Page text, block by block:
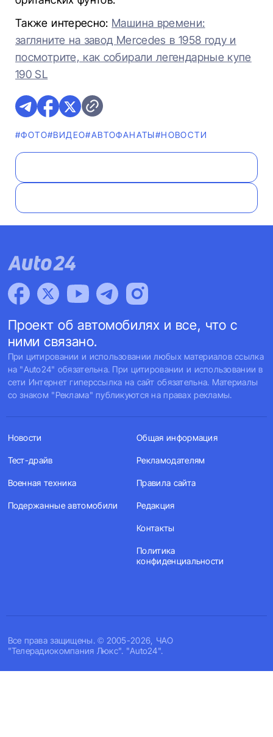
Также интересно: Машина времени:
загляните на завод Mercedes в 1958 году и
посмотрите, как собирали легендарные купе
190 SL
#ФОТО#ВИДЕО#AВТОФАНАТЫ#НОВОСТИ
Проект об автомобилях и все, что с
ними связано.
При цитировании и использовании любых материалов ссылка
на "Auto24" обязательна. При цитировании и использовании в
сети Интернет гиперссылка на сайт обязательна. Материалы
со знаком "Реклама" публикуются на правах рекламы.
Все права защищены. © 2005-2026, ЧАО
"Телерадиокомпания Люкс". "Auto24".
Новости
Тест-драйв
Военная техника
Подержанные автомобили
Общая информация
Рекламодателям
Правила сайта
Редакция
Контакты
Политика
конфиденциальности